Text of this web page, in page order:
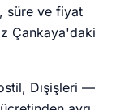
süre ve fiyat
Çankaya'daki
Dışişleri —